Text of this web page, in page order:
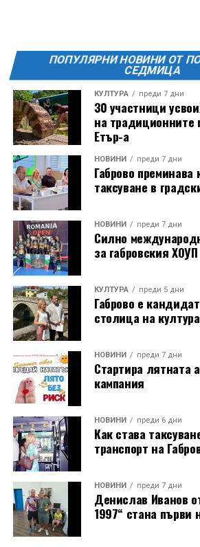
ПОПУЛЯРНИ НОВИНИ ОТ
СЕДМИЦА
КУЛТУРА преди 7 дни
30 участници
на
Етър-а
НОВИНИ преди 7 дни
Габрово
таксуване в
НОВИНИ преди 7 дни
Силно
за габровския ХОУП
КУЛТУРА преди 5 дни
Габрово е
столица на
НОВИНИ преди 7 дни
Стартира лятната
кампания
НОВИНИ преди 6 дни
Как става
транспорт на
НОВИНИ преди 7 дни
Денислав Иванов
1997“ стана първи